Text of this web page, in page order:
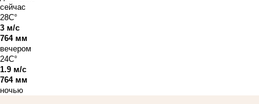
сейчас
28C°
3 м/с
764 мм
вечером
24C°
1.9 м/с
764 мм
ночью